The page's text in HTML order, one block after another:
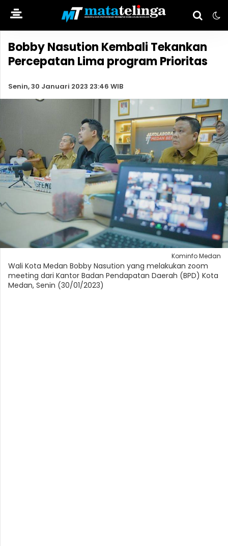
Bobby Nasution Kembali Tekankan
Percepatan Lima program Prioritas
Senin, 30 Januari 2023 23:46 WIB
Kominfo Medan
Wali Kota Medan Bobby Nasution yang melakukan zoom
meeting dari Kantor Badan Pendapatan Daerah (BPD) Kota
Medan, Senin (30/01/2023)